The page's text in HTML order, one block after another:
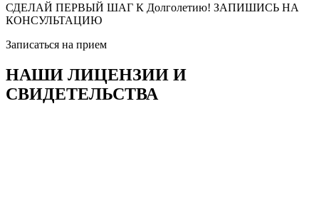
СДЕЛАЙ ПЕРВЫЙ ШАГ К Долголетию! ЗАПИШИСЬ НА
КОНСУЛЬТАЦИЮ
Записаться на прием
НАШИ ЛИЦЕНЗИИ И
СВИДЕТЕЛЬСТВА